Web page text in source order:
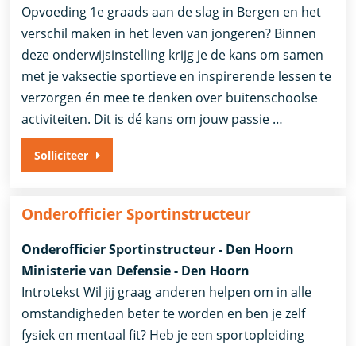
Opvoeding 1e graads aan de slag in Bergen en het
verschil maken in het leven van jongeren? Binnen
deze onderwijsinstelling krijg je de kans om samen
met je vaksectie sportieve en inspirerende lessen te
verzorgen én mee te denken over buitenschoolse
activiteiten. Dit is dé kans om jouw passie …
Solliciteer
Onderofficier Sportinstructeur
Onderofficier Sportinstructeur - Den Hoorn
Ministerie van Defensie - Den Hoorn
Introtekst Wil jij graag anderen helpen om in alle
omstandigheden beter te worden en ben je zelf
fysiek en mentaal fit? Heb je een sportopleiding